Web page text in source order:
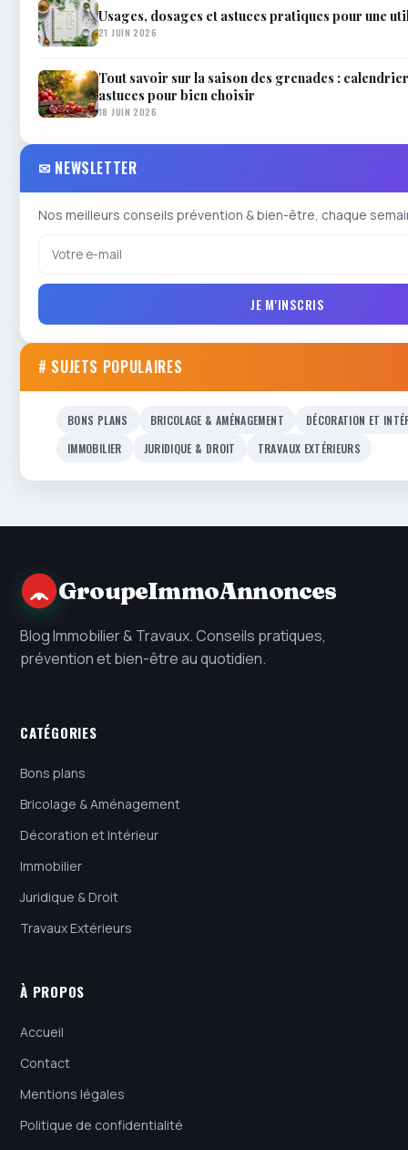
Usages, dosages et astuces pratiques pour une
21 JUIN 2026
Tout savoir sur la saison des grenades :
astuces pour bien choisir
18 JUIN 2026
✉ NEWSLETTER
Nos meilleurs conseils prévention & bien-être, chaque
JE M'INSCRIS
# SUJETS POPULAIRES
BONS PLANS BRICOLAGE & AMÉNAGEMENT
DÉCORATION ET
IMMOBILIER
JURIDIQUE & DROIT TRAVAUX EXTÉRIEURS
GroupeImmoAnnonces
Blog Immobilier & Travaux. Conseils pratiques,
prévention et bien-être au quotidien.
CATÉGORIES
Bons plans
Bricolage & Aménagement
Décoration et Intérieur
Immobilier
Juridique & Droit
Travaux Extérieurs
À PROPOS
Accueil
Contact
Mentions légales
Politique de confidentialité